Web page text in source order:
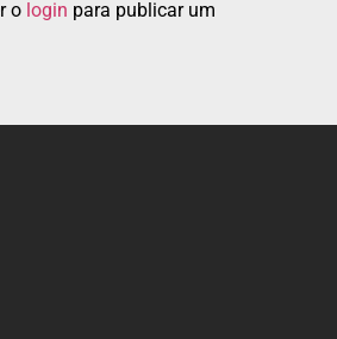
o login para publicar um